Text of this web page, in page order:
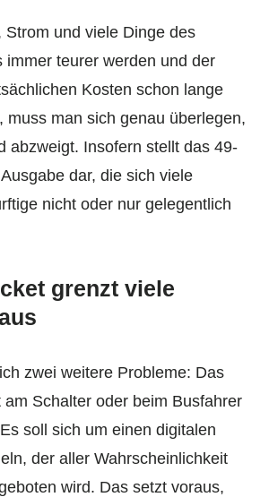
Strom und viele Dinge des
immer teurer werden und der
Kosten schon lange
muss man sich genau überlegen,
abzweigt. Insofern stellt das 49-
dar, die sich viele
nicht oder nur gelegentlich
grenzt viele
zwei weitere Probleme: Das
am Schalter oder beim Busfahrer
soll sich um einen digitalen
der aller Wahrscheinlichkeit
wird. Das setzt voraus,